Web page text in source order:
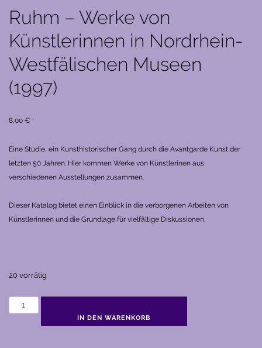
Ruhm – Werke von
Künstlerinnen in Nordrhein-
Westfälischen Museen
(1997)
8,00 € *
Eine Studie, ein Kunsthistorischer Gang durch die Avantgarde Kunst der
letzten 50 Jahren. Hier kommen Werke von Künstlerinen aus
verschiedenen Ausstellungen zusammen.
Dieser Katalog bietet einen Einblick in die verborgenen Arbeiten von
Künstlerinnen und die Grundlage für vielfältige Diskussionen.
20 vorrätig
Ruhm
IN DEN WARENKORB